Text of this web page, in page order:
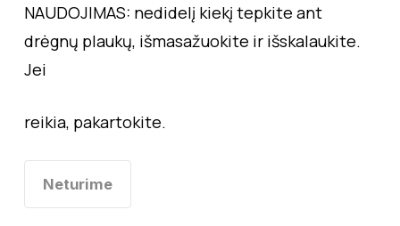
NAUDOJIMAS: nedidelį kiekį tepkite ant
drėgnų plaukų, išmasažuokite ir išskalaukite.
Jei
reikia, pakartokite.
Neturime